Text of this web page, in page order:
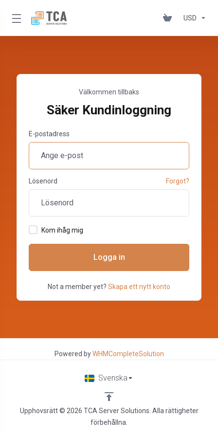
USD
Välkommen tillbaks
Säker Kundinloggning
E-postadress
Lösenord Forgot?
Kom ihåg mig
Logga in
Not a member yet? Skapa ett nytt konto
Powered byWHMCompleteSolution
Upphovsrätt © 2026 TCA Server Solutions. Alla rättigheter
förbehållna.
Svenska